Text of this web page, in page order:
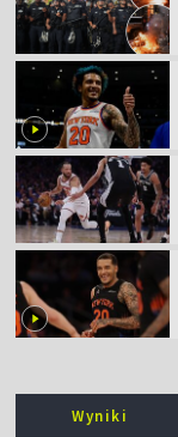
Wyniki